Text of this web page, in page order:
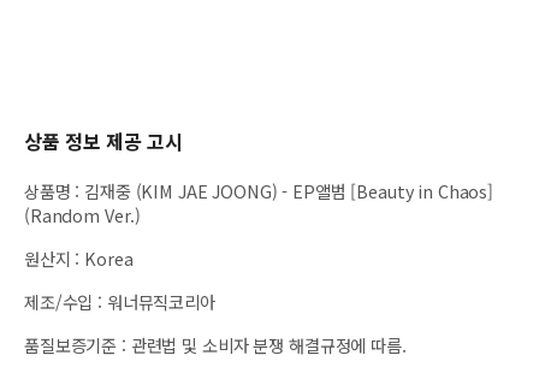
상품 정보 제공 고시
상품명 : 김재중 (KIM JAE JOONG) - EP앨범 [Beauty in Chaos]
(Random Ver.)
원산지 : Korea
제조/수입 : 워너뮤직코리아
품질보증기준 : 관련법 및 소비자 분쟁 해결규정에 따름.